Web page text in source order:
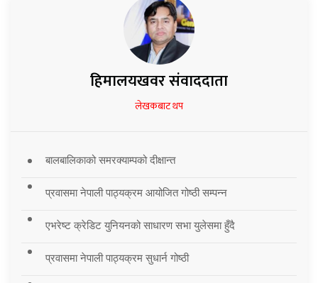
हिमालयखवर संवाददाता
लेखकबाट थप
बालबालिकाको समरक्याम्पको दीक्षान्त
प्रवासमा नेपाली पाठ्यक्रम आयोजित गोष्ठी सम्पन्न
एभरेष्ट क्रेडिट युनियनको साधारण सभा युलेसमा हुँदै
प्रवासमा नेपाली पाठ्यक्रम सुधार्न गोष्ठी